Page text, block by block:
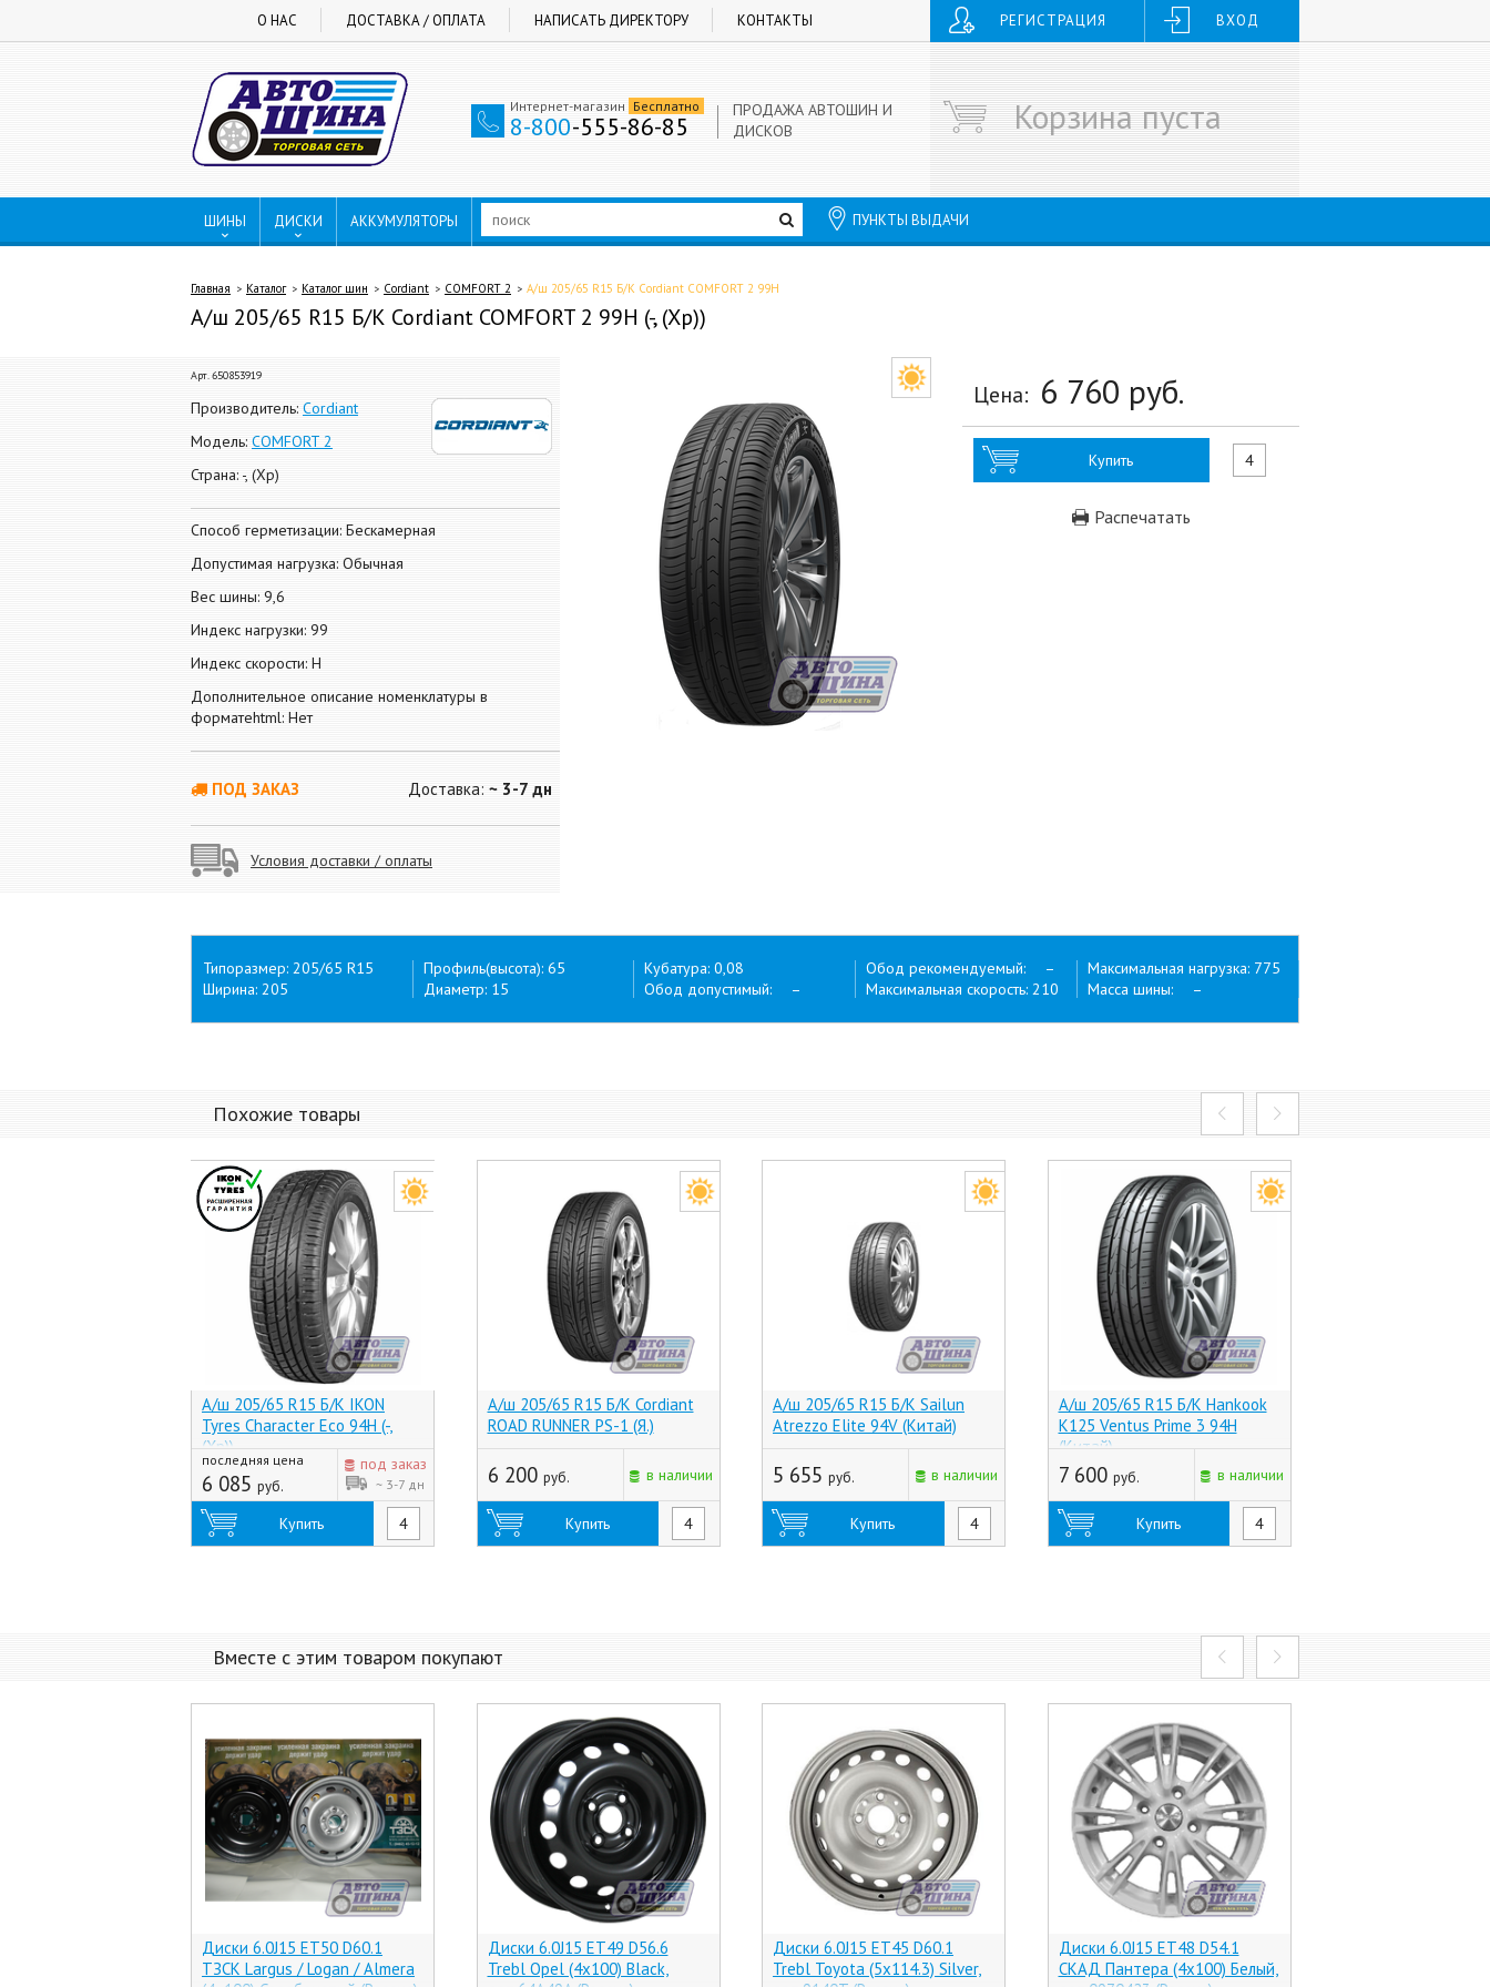
О НАС ДОСТАВКА / ОПЛАТА НАПИСАТЬ ДИРЕКТОРУ КОНТАКТЫ РЕГИСТРАЦИЯ ВХОД
Интернет-магазин Бесплатно
8-800-555-86-85
ПРОДАЖА АВТОШИН И
ДИСКОВ
Корзина пуста
ШИНЫ ДИСКИ АККУМУЛЯТОРЫ ПУНКТЫ ВЫДАЧИ
Главная Каталог Каталог шин Cordiant COMFORT 2 А/ш 205/65 R15 Б/К Cordiant COMFORT 2 99H
А/ш 205/65 R15 Б/К Cordiant COMFORT 2 99H (-, (Хр))
Арт. 650853919
Производитель: Cordiant
Модель: COMFORT 2
Страна: -, (Хр)
Способ герметизации: Бескамерная
Допустимая нагрузка: Обычная
Вес шины: 9,6
Индекс нагрузки: 99
Индекс скорости: H
Дополнительное описание номенклатуры в
форматеhtml: Нет
ПОД ЗАКАЗ Доставка: ~ 3-7 дн
Условия доставки / оплаты
Цена: 6 760 руб.
Купить
Распечатать
Типоразмер: 205/65 R15
Ширина: 205
Профиль(высота): 65
Диаметр: 15
Кубатура: 0,08
Обод допустимый: –
Обод рекомендуемый: –
Максимальная скорость: 210
Максимальная нагрузка: 775
Масса шины: –
Похожие товары
А/ш 205/65 R15 Б/К IKON
Tyres Character Eco 94H (-,
(Хр))
последняя цена
6 085 руб.
под заказ
~ 3-7 дн
Купить
А/ш 205/65 R15 Б/К Cordiant
ROAD RUNNER PS-1 (Я.)
6 200 руб. в наличии
Купить
А/ш 205/65 R15 Б/К Sailun
Atrezzo Elite 94V (Китай)
5 655 руб. в наличии
Купить
А/ш 205/65 R15 Б/К Hankook
K125 Ventus Prime 3 94H
(Китай)
7 600 руб. в наличии
Купить
Вместе с этим товаром покупают
Диски 6.0J15 ET50 D60.1
ТЗСК Largus / Logan / Almera
Диски 6.0J15 ET49 D56.6
Trebl Opel (4x100) Black,
Диски 6.0J15 ET45 D60.1
Trebl Toyota (5x114.3) Silver,
Диски 6.0J15 ET48 D54.1
СКАД Пантера (4x100) Белый,